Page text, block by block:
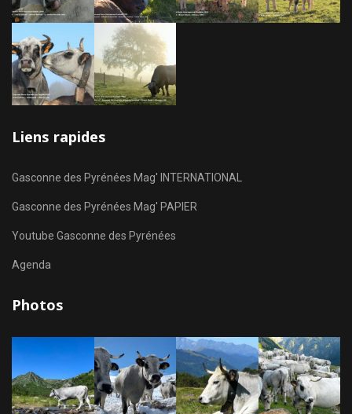
Liens rapides
Gasconne des Pyrénées Mag' INTERNATIONAL
Gasconne des Pyrénées Mag' PAPIER
Youtube Gasconne des Pyrénées
Agenda
Photos